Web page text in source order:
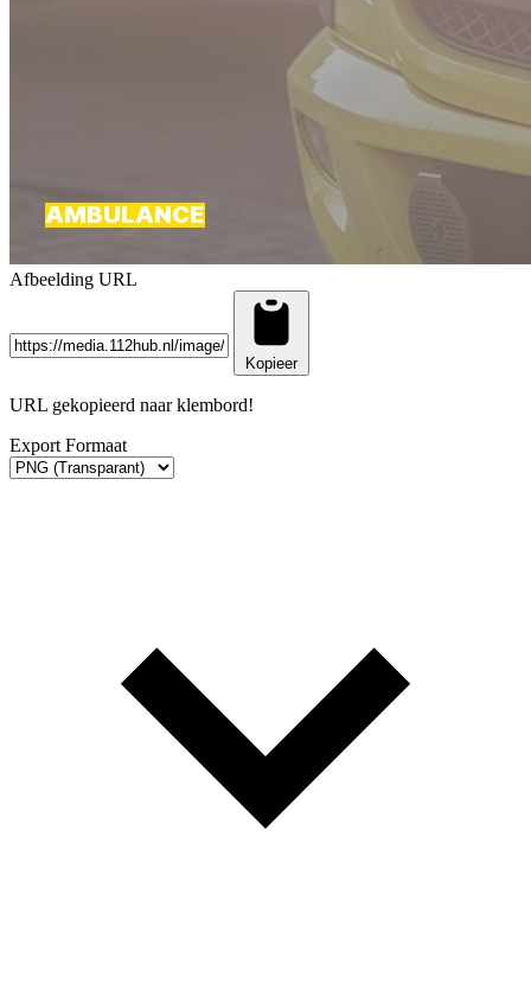
Afbeelding URL
Kopieer
URL gekopieerd naar klembord!
Export Formaat